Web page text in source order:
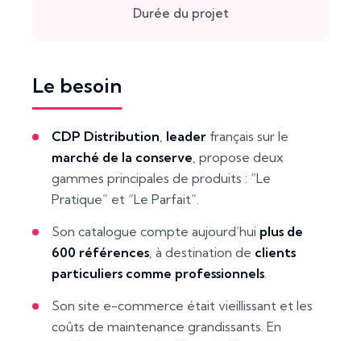
Durée du projet
Le besoin
CDP Distribution, leader français sur le
marché de la conserve, propose deux
gammes principales de produits : “Le
Pratique” et “Le Parfait”.
Son catalogue compte aujourd’hui plus de
600 références, à destination de clients
particuliers comme professionnels.
Son site e-commerce était vieillissant et les
coûts de maintenance grandissants. En